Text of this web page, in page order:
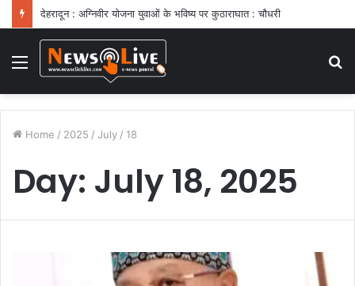
देहरादून : अग्निवीर योजना युवाओं के भविष्य पर कुठाराघात : चौधरी
Menu
Home / 2025 / July / 18
Day: July 18, 2025